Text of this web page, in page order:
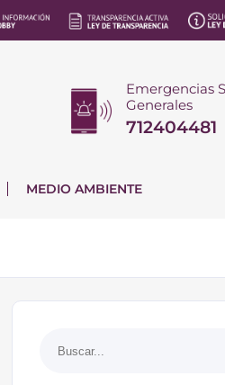
Emergencias
Generales
712404481
MEDIO AMBIENTE